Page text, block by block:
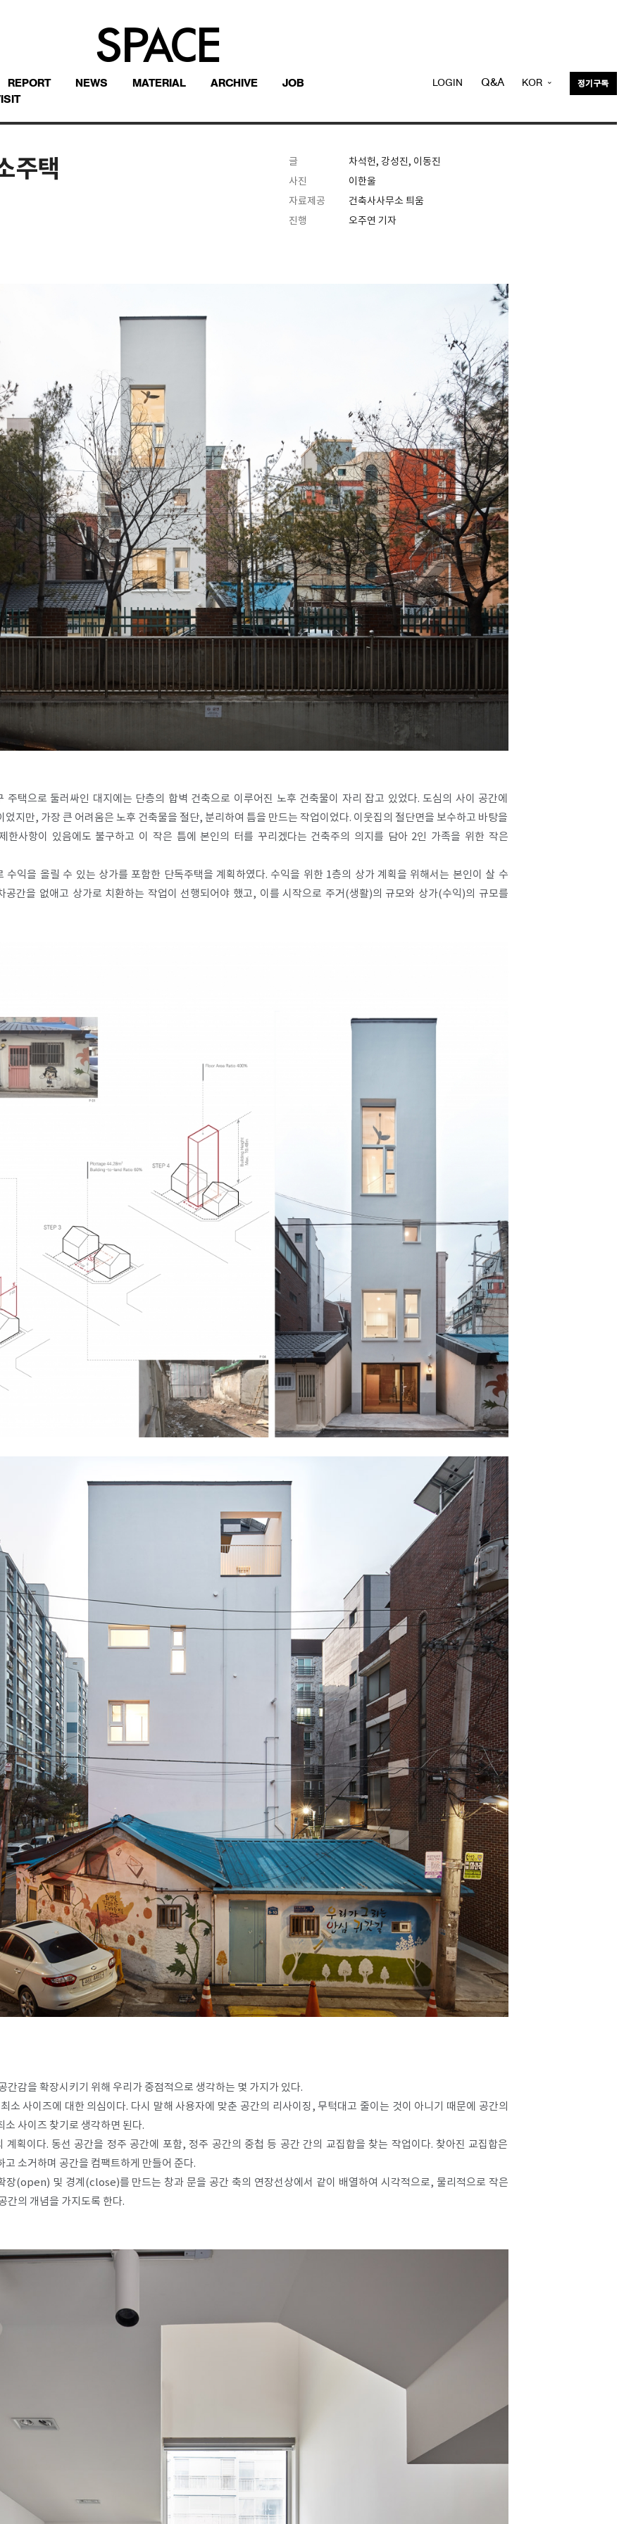
REPORT NEWS MATERIAL ARCHIVE
JOB
LOGIN Q&A KOR 정기구독
주택 글
차석헌, 강성진, 이동진
사진
이한울
자료제공
건축사사무소 틔움
진행
오주연 기자
택으로 둘러싸인 대지에는 단층의 합벽 건축으로 이루어진 노후 건축물이 자리 잡고 있었다. 도심의 사이 공간에
지만, 가장 큰 어려움은 노후 건축물을 절단, 분리하여 틈을 만드는 작업이었다. 이웃집의 절단면을 보수하고 바탕을
한사항이 있음에도 불구하고 이 작은 틈에 본인의 터를 꾸리겠다는 건축주의 의지를 담아 2인 가족을 위한 작은
수익을 올릴 수 있는 상가를 포함한 단독주택을 계획하였다. 수익을 위한 1층의 상가 계획을 위해서는 본인이 살 수
공간을 없애고 상가로 치환하는 작업이 선행되어야 했고, 이를 시작으로 주거(생활)의 규모와 상가(수익)의 규모를
간감을 확장시키기 위해 우리가 중점적으로 생각하는 몇 가지가 있다.
소 사이즈에 대한 의심이다. 다시 말해 사용자에 맞춘 공간의 리사이징, 무턱대고 줄이는 것이 아니기 때문에 공간의
사이즈 찾기로 생각하면 된다.
획이다. 동선 공간을 정주 공간에 포함, 정주 공간의 중첩 등 공간 간의 교집합을 찾는 작업이다. 찾아진 교집합은
소거하며 공간을 컴팩트하게 만들어 준다.
장(open) 및 경계(close)를 만드는 창과 문을 공간 축의 연장선상에서 같이 배열하여 시각적으로, 물리적으로 작은
간의 개념을 가지도록 한다.